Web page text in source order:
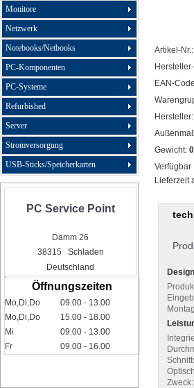
Monitore
Netzwerk
Notebooks/Netbooks
PC-Komponenten
PC-Systeme
Refurbished
Server
Stromversorgung
USB-Sticks/Speicherkarten
PC Service Point
Damm 26
38315 Schladen
Deutschland
Öffnungszeiten
Mo,Di,Do
09.00 - 13.00
Mo,Di,Do
15.00 - 18.00
Mi
09.00 - 13.00
Fr
09.00 - 16.00
Artikel-Nr.:
EAN-
Hersteller:
Gewicht:
Verfügbar
Lieferzeit
Design
Zweck: